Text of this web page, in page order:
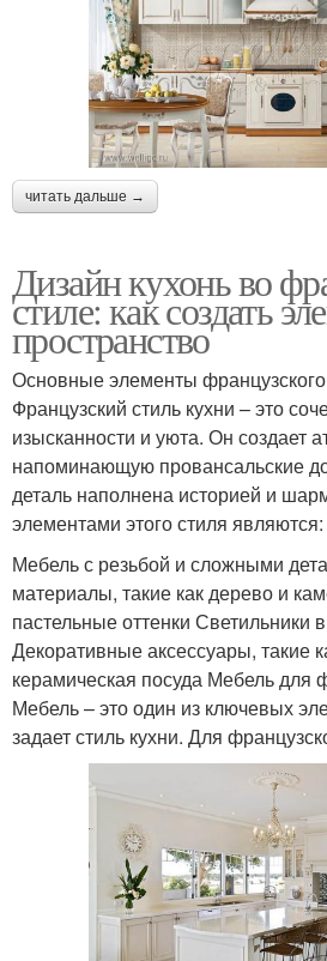
читать дальше →
Дизайн кухонь во
стиле: как создать
пространство
Основные элементы французского
Французский стиль кухни – это
изысканности и уюта. Он создает
напоминающую провансальские
деталь наполнена историей и
элементами этого стиля являются:
Мебель с резьбой и сложными
материалы, такие как дерево и
пастельные оттенки Светильники
Декоративные аксессуары, такие
керамическая посуда Мебель для
Мебель – это один из ключевых
задает стиль кухни. Для